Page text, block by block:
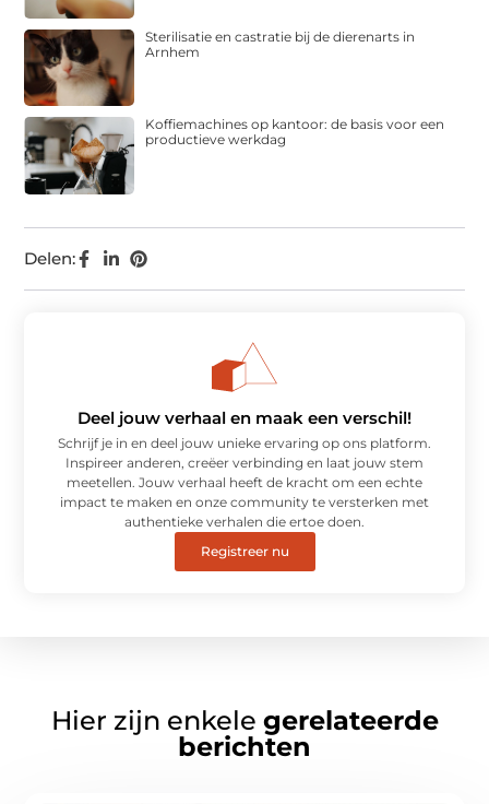
Delen:
Sterilisatie en castratie bij de dierenarts in
Arnhem
Koffiemachines op kantoor: de basis voor een
productieve werkdag
Deel jouw verhaal en maak een verschil!
Schrijf je in en deel jouw unieke ervaring op ons platform.
Inspireer anderen, creëer verbinding en laat jouw stem
meetellen. Jouw verhaal heeft de kracht om een echte
impact te maken en onze community te versterken met
authentieke verhalen die ertoe doen.
Registreer nu
Hier zijn enkele gerelateerde
berichten